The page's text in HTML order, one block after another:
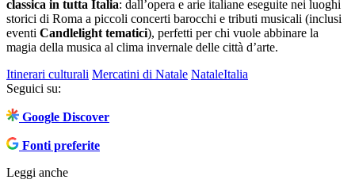
classica in tutta Italia: dall’opera e arie italiane eseguite nei luoghi
storici di Roma a piccoli concerti barocchi e tributi musicali (inclusi
eventi Candlelight tematici), perfetti per chi vuole abbinare la
magia della musica al clima invernale delle città d’arte.
Itinerari culturali Mercatini di Natale NataleItalia
Seguici su:
Google Discover
Fonti preferite
Leggi anche